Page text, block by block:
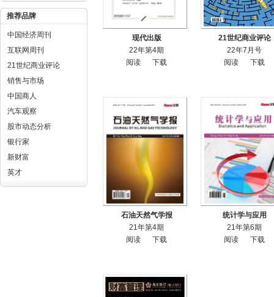
推荐品牌
中国经济周刊
互联网周刊
21世纪商业评论
销售与市场
中国商人
汽车观察
股市动态分析
银行家
新财富
英才
现代出版
22年第4期
阅读
下载
21世纪商业评论
22年7月号
阅读
下载
石油天然气学报
21年第4期
阅读
下载
统计学与应用
21年第6期
阅读
下载